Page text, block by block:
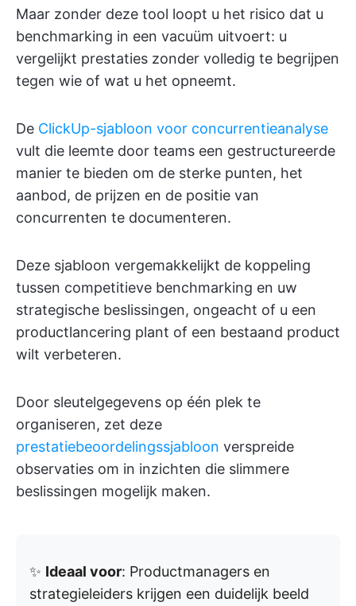
Maar zonder deze tool loopt u het risico dat u
benchmarking in een vacuüm uitvoert: u
vergelijkt prestaties zonder volledig te begrijpen
tegen wie of wat u het opneemt.
De ClickUp-sjabloon voor concurrentieanalyse
vult die leemte door teams een gestructureerde
manier te bieden om de sterke punten, het
aanbod, de prijzen en de positie van
concurrenten te documenteren.
Deze sjabloon vergemakkelijkt de koppeling
tussen competitieve benchmarking en uw
strategische beslissingen, ongeacht of u een
productlancering plant of een bestaand product
wilt verbeteren.
Door sleutelgegevens op één plek te
organiseren, zet deze
prestatiebeoordelingssjabloon verspreide
observaties om in inzichten die slimmere
beslissingen mogelijk maken.
✨ Ideaal voor: Productmanagers en
strategieleiders krijgen een duidelijk beeld